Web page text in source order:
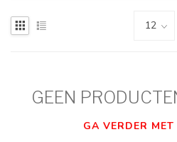
GEEN
GA VERDER